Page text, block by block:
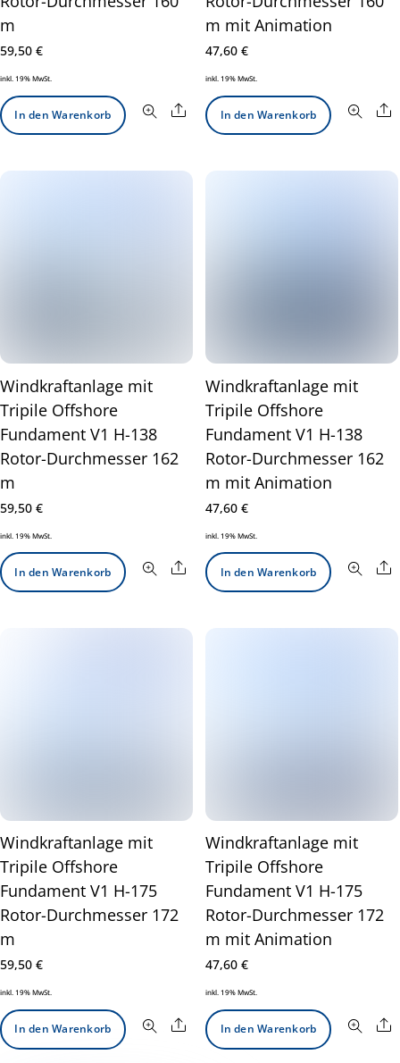
m
59,50 €
inkl. 19% MwSt.
In den Warenkorb Share
m mit Animation
47,60€
inkl. 19% MwSt.
In den Warenkorb
Windkraftanlage mit
Tripile Offshore
Fundament V1 H-138
Rotor-Durchmesser 162
m
59,50 €
inkl. 19% MwSt.
In den Warenkorb Share
Windkraftanlage mit
Tripile Offshore
Fundament V1 H-138
Rotor-Durchmesser 162
m mit Animation
47,60€
inkl. 19% MwSt.
In den Warenkorb
Windkraftanlage mit
Tripile Offshore
Fundament V1 H-175
Rotor-Durchmesser 172
m
59,50 €
inkl. 19% MwSt.
In den Warenkorb Share
Windkraftanlage mit
Tripile Offshore
Fundament V1 H-175
Rotor-Durchmesser 172
m mit Animation
47,60€
inkl. 19% MwSt.
In den Warenkorb